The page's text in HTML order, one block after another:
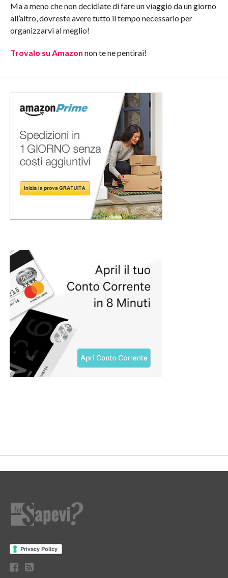
Ma a meno che non decidiate di fare un viaggio da un giorno
all’altro, dovreste avere tutto il tempo necessario per
organizzarvi al meglio!
Trovalo su Amazon non te ne pentirai!